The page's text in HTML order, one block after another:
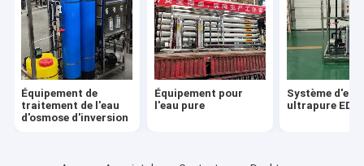
réservoir de stockage d'eau
Eau ultra-pure à des fins médicales
Équipement de
traitement de l'eau
d'osmose d'inversion
Équipement pour
l'eau pure
Système d'eau
ultrapure EDI